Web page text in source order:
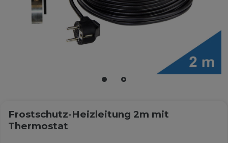
Frostschutz-Heizleitung 2m mit
Thermostat